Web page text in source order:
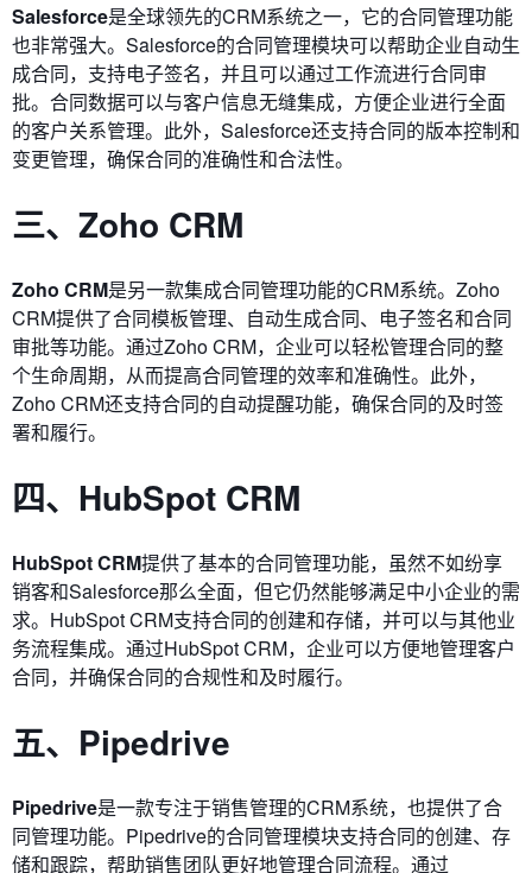
Salesforce是全球领先的CRM系统之一，它的合同管理功能
也非常强大。Salesforce的合同管理模块可以帮助企业自动生
成合同，支持电子签名，并且可以通过工作流进行合同审
批。合同数据可以与客户信息无缝集成，方便企业进行全面
的客户关系管理。此外，Salesforce还支持合同的版本控制和
变更管理，确保合同的准确性和合法性。
三、Zoho CRM
Zoho CRM是另一款集成合同管理功能的CRM系统。Zoho
CRM提供了合同模板管理、自动生成合同、电子签名和合同
审批等功能。通过Zoho CRM，企业可以轻松管理合同的整
个生命周期，从而提高合同管理的效率和准确性。此外，
Zoho CRM还支持合同的自动提醒功能，确保合同的及时签
署和履行。
四、HubSpot CRM
HubSpot CRM提供了基本的合同管理功能，虽然不如纷享
销客和Salesforce那么全面，但它仍然能够满足中小企业的需
求。HubSpot CRM支持合同的创建和存储，并可以与其他业
务流程集成。通过HubSpot CRM，企业可以方便地管理客户
合同，并确保合同的合规性和及时履行。
五、Pipedrive
Pipedrive是一款专注于销售管理的CRM系统，也提供了合
同管理功能。Pipedrive的合同管理模块支持合同的创建、存
储和跟踪，帮助销售团队更好地管理合同流程。通过